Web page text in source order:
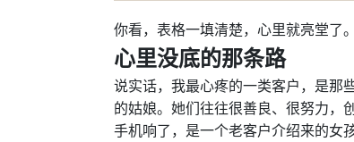
你看，表格一填清楚，心里就亮堂了
心里没底的那条路
说实话，我最心疼的一类客户，是那
的姑娘。她们往往很善良、很努力，
手机响了，是一个老客户介绍来的女